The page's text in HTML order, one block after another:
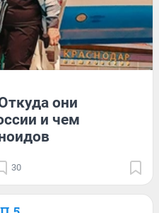
они
и чем
30